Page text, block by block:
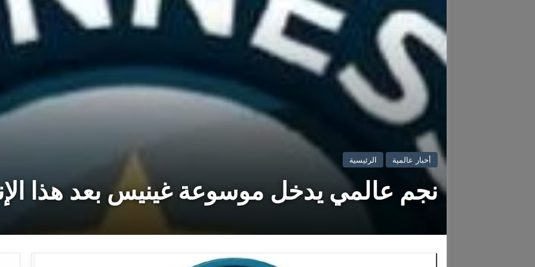
أخبار عالمية الرئيسية
نجم عالمي يدخل موسوعة غينيس بعد هذا